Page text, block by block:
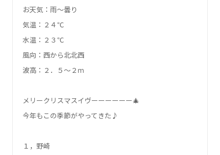
お天気：雨～曇り
気温：２４℃
水温：２３℃
風向：西から北北西
波高：２．５～２ｍ
メリークリスマスイヴーーーーーー🎄
今年もこの季節がやってきた♪
１，野崎